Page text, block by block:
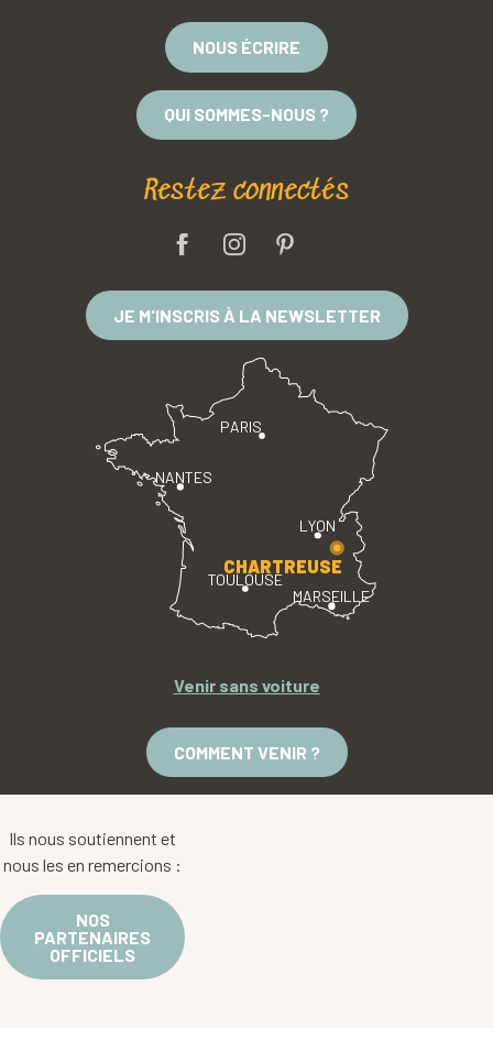
NOUS ÉCRIRE
QUI SOMMES-NOUS ?
Restez connectés
JE M'INSCRIS À LA NEWSLETTER
PARIS
LYON
TOULOUSE
MARSEILLE
NANTES
CHARTREUSE
Venir sans voiture
COMMENT VENIR ?
Ils nous soutiennent et
nous les en remercions :
NOS
PARTENAIRES
OFFICIELS